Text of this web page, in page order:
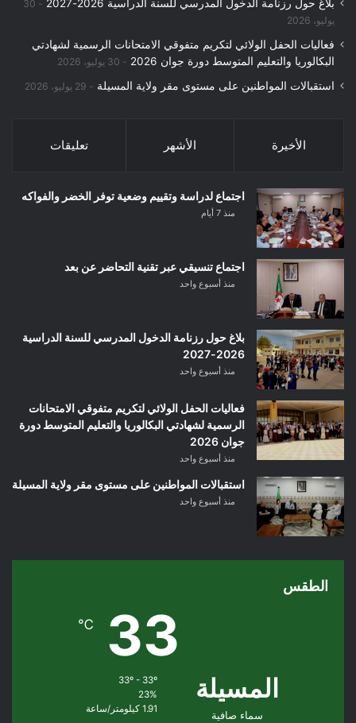
بلاغ حول رزنامة الدخول المدرسي للسنة الدراسية 2026-2027
30
يوليو، 2026
فعاليات الحفل الولائي لتكريم متفوقي الامتحانات الرسمية لشهادتي
البكالوريا والتعليم المتوسط دورة جوان 2026
30 يوليو، 2026
استقبالات المواطنين على مستوى مقر ولاية المسيلة 29 يوليو، 2026
الأخيرة الأشهر تعليقات
اجتماع لدراسة وتقييم وضعية توفر الخضر والفواكه
منذ 7 أيام
اجتماع تنسيقي عبر تقنية التحاضر عن بعد
منذ أسبوع واحد
بلاغ حول رزنامة الدخول المدرسي للسنة الدراسية
2026-2027
منذ أسبوع واحد
فعاليات الحفل الولائي لتكريم متفوقي الامتحانات
الرسمية لشهادتي البكالوريا والتعليم المتوسط دورة
جوان 2026
منذ أسبوع واحد
استقبالات المواطنين على مستوى مقر ولاية المسيلة
منذ أسبوع واحد
الطقس
المسيلة
سماء صافية
33
℃
33º - 33º
23%
1.91 كيلومتر/ساعة